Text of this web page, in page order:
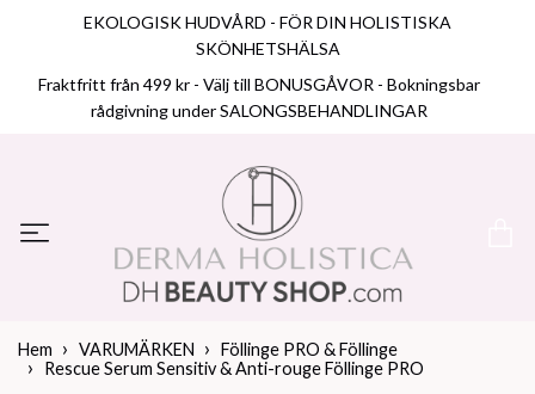
EKOLOGISK HUDVÅRD - FÖR DIN HOLISTISKA
SKÖNHETSHÄLSA
Fraktfritt från 499 kr - Välj till BONUSGÅVOR - Bokningsbar
rådgivning under SALONGSBEHANDLINGAR
Hem VARUMÄRKEN
Föllinge PRO & Föllinge
Rescue Serum Sensitiv & Anti-rouge Föllinge PRO